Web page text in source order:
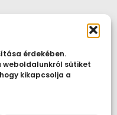
érdekében.
weboldalunkról sütiket
kikapcsolja a